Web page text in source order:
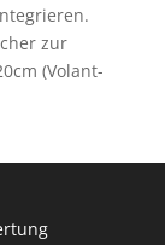
zur
(Volant-